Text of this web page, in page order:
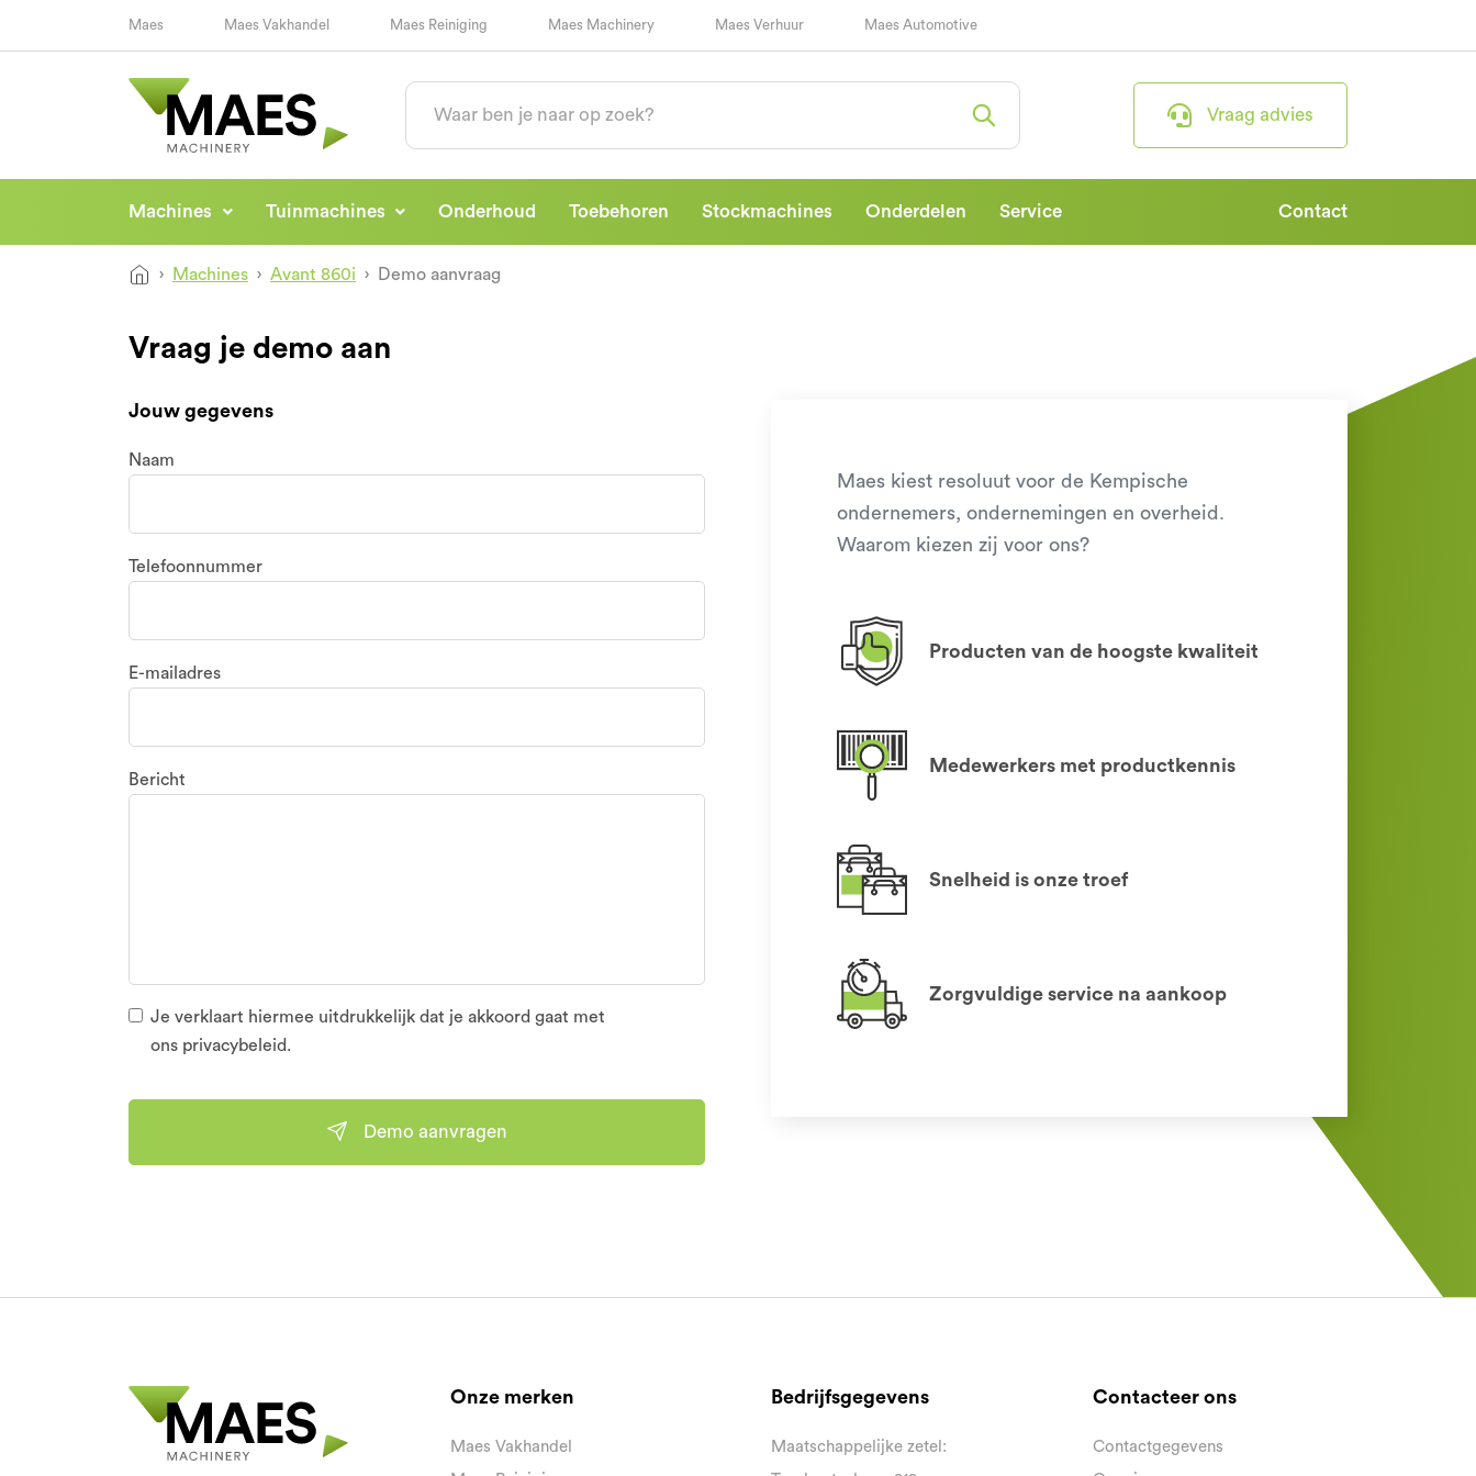
Maes Maes Vakhandel Maes Reiniging Maes Machinery Maes Verhuur Maes Automotive
Vraag advies
Machines Tuinmachines Onderhoud Toebehoren Stockmachines Onderdelen Service Contact
Machines Avant 860i Demo aanvraag
Vraag je demo aan
Jouw gegevens
Naam
Telefoonnummer
E-mailadres
Bericht
Je verklaart hiermee uitdrukkelijk dat je akkoord gaat met
ons privacybeleid.
Demo aanvragen
Maes kiest resoluut voor de Kempische
ondernemers, ondernemingen en overheid.
Waarom kiezen zij voor ons?
Producten van de hoogste kwaliteit
Medewerkers met productkennis
Snelheid is onze troef
Zorgvuldige service na aankoop
Onze merken
Maes Vakhandel
Bedrijfsgegevens
Maatschappelijke zetel:
Contacteer ons
Contactgegevens